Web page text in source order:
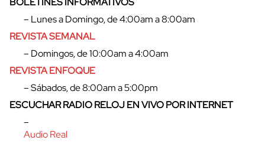
– Lunes a Domingo, de 4:00am a 8:00am
REVISTA SEMANAL
– Domingos, de 10:00am a 4:00am
REVISTA ENFOQUE
– Sábados, de 8:00am a 5:00pm
ESCUCHAR RADIO RELOJ EN VIVO POR INTERNET
–
Audio Real